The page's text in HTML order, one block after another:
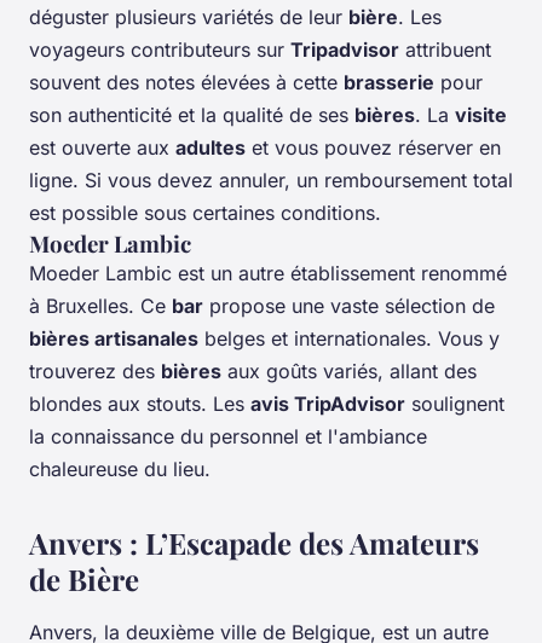
déguster plusieurs variétés de leur bière. Les
voyageurs contributeurs sur Tripadvisor attribuent
souvent des notes élevées à cette brasserie pour
son authenticité et la qualité de ses bières. La visite
est ouverte aux adultes et vous pouvez réserver en
ligne. Si vous devez annuler, un remboursement total
est possible sous certaines conditions.
Moeder Lambic
Moeder Lambic est un autre établissement renommé
à Bruxelles. Ce bar propose une vaste sélection de
bières artisanales belges et internationales. Vous y
trouverez des bières aux goûts variés, allant des
blondes aux stouts. Les avis TripAdvisor soulignent
la connaissance du personnel et l'ambiance
chaleureuse du lieu.
Anvers : L’Escapade des Amateurs
de Bière
Anvers, la deuxième ville de Belgique, est un autre